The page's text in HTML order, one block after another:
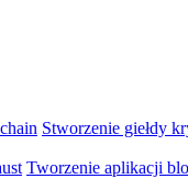
Stworzenie giełdy
Tworzenie aplikacji